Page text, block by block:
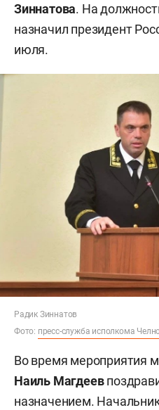
Зиннатова. На
назначил президент
июля.
Радик Зиннатов
Фото: пресс-служба исполкома
Во время мероприятия
Наиль Магдеев
назначением.